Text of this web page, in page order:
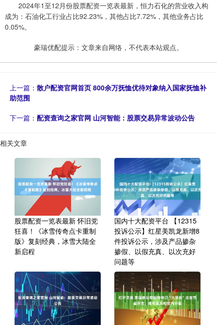
2024年1至12月份股票配资一览表最新，恒力石化的营业收入构
成为：石油化工行业占比92.23%，其他占比7.72%，其他业务占比
0.05%。
豪瑞优配提示：文章来自网络，不代表本站观点。
上一篇： 散户配资官网首页 800余万抚恤优待对象纳入国家抚恤补
助范围
下一篇： 配资查询之家官网 山河智能：股票交易异常波动公告
相关文章
股票配资一览表最新 怀旧党
狂喜！《冰雪传奇点卡重制
版》复刻经典，冰雪大陆全
新启程
国内十大配资平台 【12315
投诉公示】红星美凯龙新增8
件投诉公示，涉及产品掺杂
掺假、以假充真、以次充好
问题等